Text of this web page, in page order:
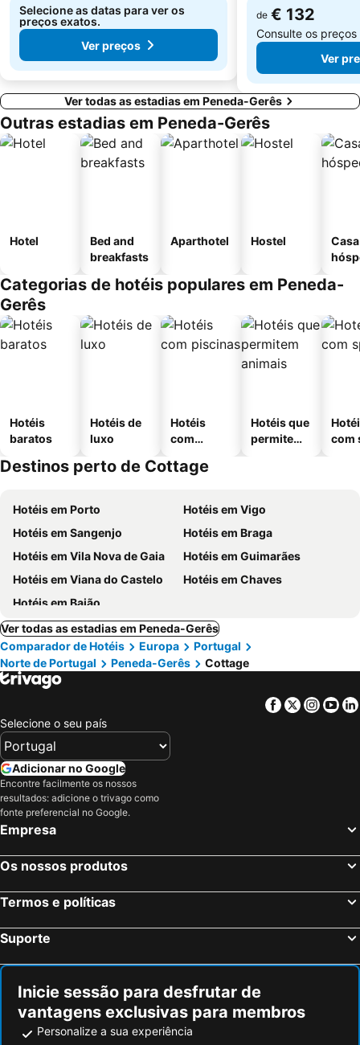
Núcleo Ferroviário de Arco de Baúlhe
Da Rodovia
Trilho do Vale do Teixeira
Igreja de Geraz do Minho
Maria da Fonte
Nossa Senhora do Carmo da Penha
Selecione as datas para ver os
preços exatos.
Ver preços
de € 132
Consulte os
Ver
Ver todas as estadias em Peneda-Gerês
Outras estadias em Peneda-Gerês
Hotel
Bed and
breakfasts
Aparthotel Hostel
Categorias de hotéis populares em Peneda-
Gerês
Hotéis
baratos
Hotéis de
luxo
Hotéis
com
Hotéis que
permitem
com
Destinos perto de Cottage
Hotéis em Porto
Hotéis em Vigo
Hotéis em Sangenjo
Hotéis em Braga
Hotéis em Vila Nova de Gaia
Hotéis em Guimarães
Hotéis em Viana do Castelo
Hotéis em Chaves
Hotéis em Baião
Ver todas as estadias em Peneda-Gerês
Comparador de Hotéis
Europa
Portugal
Norte de Portugal
Peneda-Gerês Cottage
Facebook
Twitter
Selecione o seu país
Adicionar no Google
Encontre facilmente os nossos
resultados: adicione o trivago como
fonte preferencial no Google.
Empresa
Os nossos produtos
Termos e políticas
Suporte
Inicie sessão para desfrutar de
vantagens exclusivas para membros
Personalize a sua experiência